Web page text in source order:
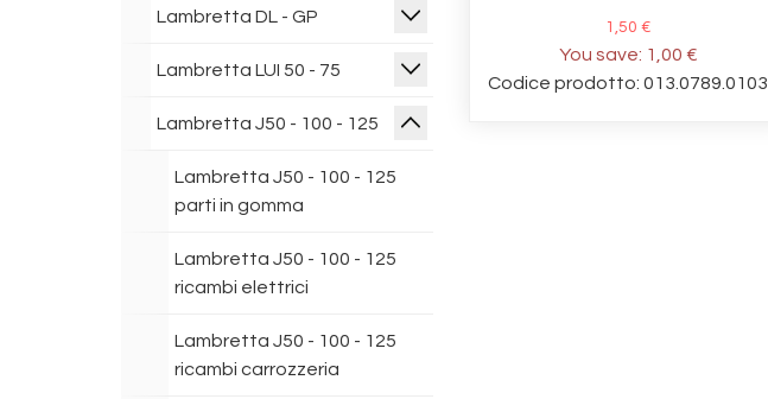
1,50 €
You save: 1,00 €
Codice prodotto: 013.0789.0103
Lambretta DL - GP
Lambretta LUI 50 - 75
Lambretta J50 - 100 - 125
Lambretta J50 - 100 - 125
parti in gomma
Lambretta J50 - 100 - 125
ricambi elettrici
Lambretta J50 - 100 - 125
ricambi carrozzeria